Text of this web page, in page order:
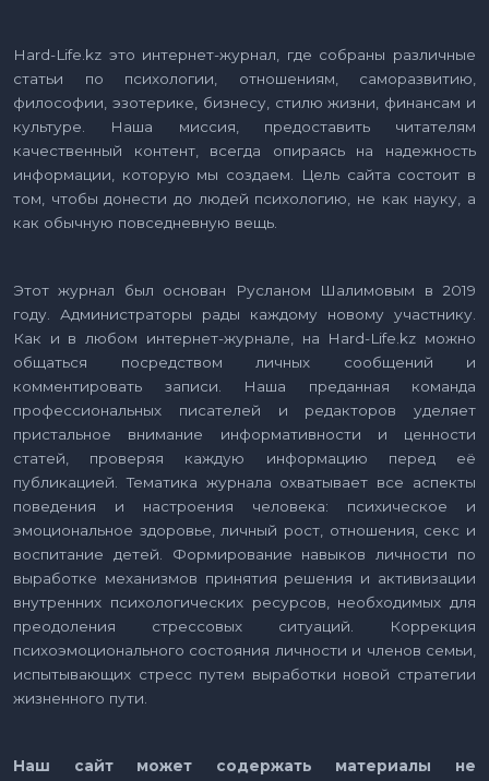
Hard-Life.kz это интернет-журнал, где собраны различные
статьи по психологии, отношениям, саморазвитию,
философии, эзотерике, бизнесу, стилю жизни, финансам и
культуре. Наша миссия, предоставить читателям
качественный контент, всегда опираясь на надежность
информации, которую мы создаем. Цель сайта состоит в
том, чтобы донести до людей психологию, не как науку, а
как обычную повседневную вещь.
Этот журнал был основан Русланом Шалимовым в 2019
году. Администраторы рады каждому новому участнику.
Как и в любом интернет-журнале, на Hard-Life.kz можно
общаться посредством личных сообщений и
комментировать записи. Наша преданная команда
профессиональных писателей и редакторов уделяет
пристальное внимание информативности и ценности
статей, проверяя каждую информацию перед её
публикацией. Тематика журнала охватывает все аспекты
поведения и настроения человека: психическое и
эмоциональное здоровье, личный рост, отношения, секс и
воспитание детей. Формирование навыков личности по
выработке механизмов принятия решения и активизации
внутренних психологических ресурсов, необходимых для
преодоления стрессовых ситуаций. Коррекция
психоэмоционального состояния личности и членов семьи,
испытывающих стресс путем выработки новой стратегии
жизненного пути.
Наш сайт может содержать материалы не